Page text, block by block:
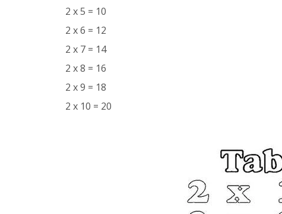
2 x 5 = 10
2 x 6 = 12
2 x 7 = 14
2 x 8 = 16
2 x 9 = 18
2 x 10 = 20